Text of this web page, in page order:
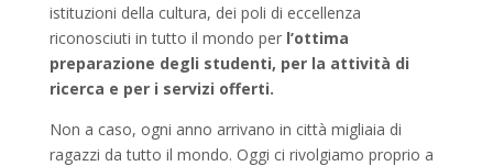
istituzioni della cultura, dei poli di eccellenza
riconosciuti in tutto il mondo per l’ottima
preparazione degli studenti, per la attività di
ricerca e per i servizi offerti.
Non a caso, ogni anno arrivano in città migliaia di
ragazzi da tutto il mondo. Oggi ci rivolgiamo proprio a